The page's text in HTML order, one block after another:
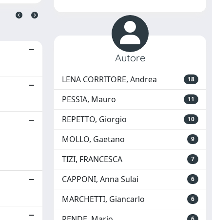
Autore
LENA CORRITORE, Andrea 18
PESSIA, Mauro 11
REPETTO, Giorgio 10
MOLLO, Gaetano 9
TIZI, FRANCESCA 7
CAPPONI, Anna Sulai 6
MARCHETTI, Giancarlo 6